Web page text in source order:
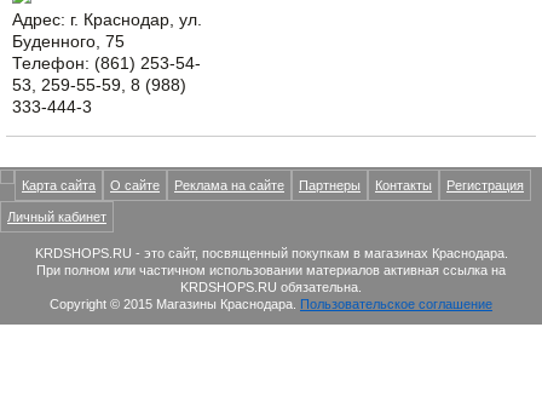
Адрес: г. Краснодар, ул.
Буденного, 75
Телефон: (861) 253-54-
53, 259-55-59, 8 (988)
333-444-3
Карта сайта О сайте Реклама на сайте Партнеры Контакты Регистрация
Личный кабинет
KRDSHOPS.RU - это сайт, посвященный покупкам в магазинах Краснодара.
При полном или частичном использовании материалов активная ссылка на
KRDSHOPS.RU обязательна.
Copyright © 2015 Магазины Краснодара. Пользовательское соглашение